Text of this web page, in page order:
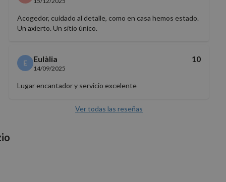
Acogedor, cuidado al detalle, como en casa hemos estado.
Un axierto. Un sitio único.
E Eulàlia
14/09/2025
10
Lugar encantador y servicio excelente
Ver todas las reseñas